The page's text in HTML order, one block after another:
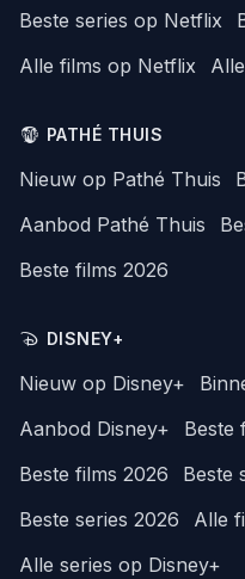
Beste series op Netflix
Alle films op Netflix
PATHÉ THUIS
Nieuw op Pathé Thuis
Aanbod Pathé Thuis
Beste films 2026
DISNEY+
Nieuw op Disney+
Aanbod Disney+
Beste
Beste films 2026
Beste
Beste series 2026
Alle
Alle series op Disney+